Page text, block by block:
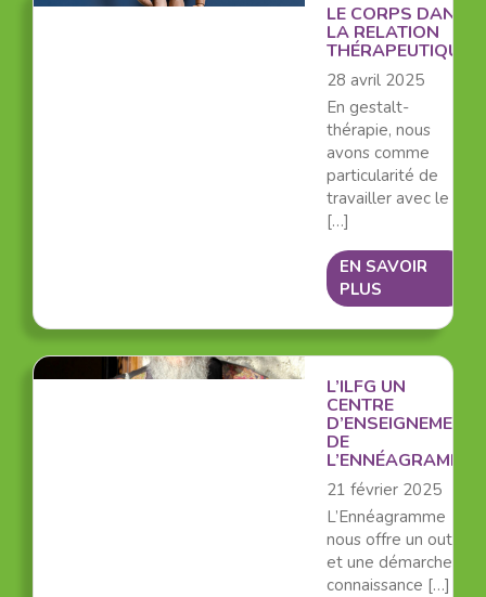
LE CORPS DANS
LA RELATION
THÉRAPEUTIQUE
28 avril 2025
En gestalt-
thérapie, nous
avons comme
particularité de
travailler avec le
[…]
EN SAVOIR
PLUS
L’ILFG UN
CENTRE
D’ENSEIGNEMENT
DE
L’ENNÉAGRAMME
21 février 2025
L’Ennéagramme
nous offre un outil
et une démarche de
connaissance […]